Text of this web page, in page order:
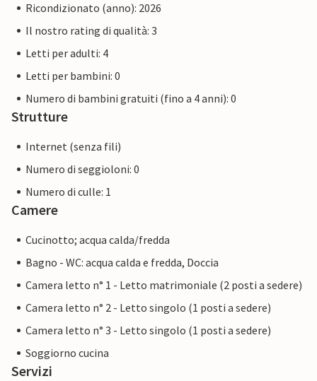
Ricondizionato (anno): 2026
Il nostro rating di qualità: 3
Letti per adulti: 4
Letti per bambini: 0
Numero di bambini gratuiti (fino a 4 anni): 0
Strutture
Internet (senza fili)
Numero di seggioloni: 0
Numero di culle: 1
Camere
Cucinotto; acqua calda/fredda
Bagno - WC: acqua calda e fredda, Doccia
Camera letto n° 1 - Letto matrimoniale (2 posti a sedere)
Camera letto n° 2 - Letto singolo (1 posti a sedere)
Camera letto n° 3 - Letto singolo (1 posti a sedere)
Soggiorno cucina
Servizi